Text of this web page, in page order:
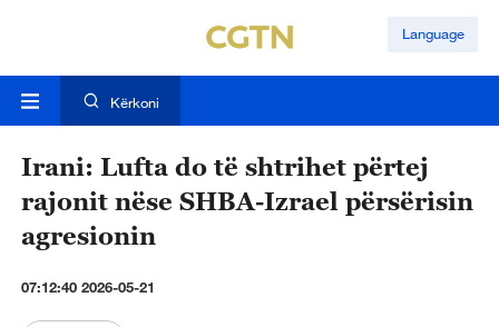
Language
Kërkoni
Irani: Lufta do të shtrihet përtej
rajonit nëse SHBA-Izrael përsërisin
agresionin
07:12:40 2026-05-21